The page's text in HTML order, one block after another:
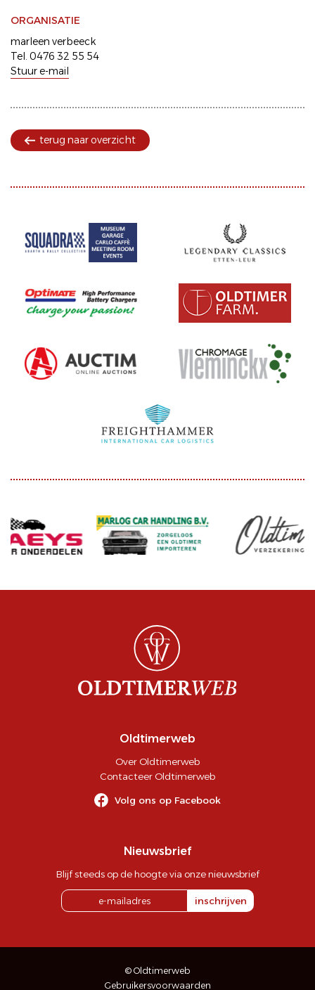
ORGANISATIE
marleen verbeeck
Tel. 0476 32 55 54
Stuur e-mail
terug naar overzicht
Oldtimerweb
Over Oldtimerweb
Contacteer Oldtimerweb
Volg ons op Facebook
Nieuwsbrief
Blijf steeds op de hoogte via onze nieuwsbrief
inschrijven
© Oldtimerweb
Gebruikersvoorwaarden